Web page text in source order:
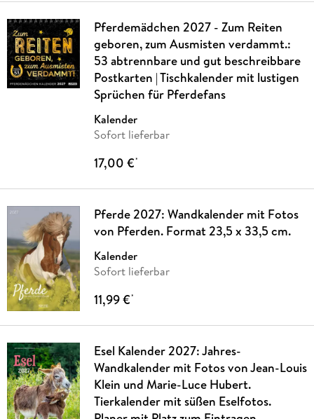
Pferdemädchen 2027 - Zum Reiten
geboren, zum Ausmisten verdammt.:
53 abtrennbare und gut beschreibbare
Postkarten | Tischkalender mit lustigen
Sprüchen für Pferdefans
Kalender
Sofort lieferbar
17,00 €*
Pferde 2027: Wandkalender mit Fotos
von Pferden. Format 23,5 x 33,5 cm.
Kalender
Sofort lieferbar
11,99 €*
Esel Kalender 2027: Jahres-
Wandkalender mit Fotos von Jean-Louis
Klein und Marie-Luce Hubert.
Tierkalender mit süßen Eselfotos.